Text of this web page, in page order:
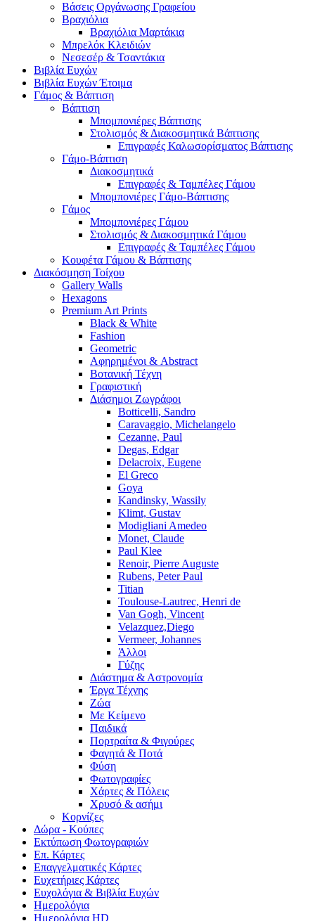
Βάσεις Οργάνωσης Γραφείου
Βραχιόλια
Βραχιόλια Μαρτάκια
Μπρελόκ Κλειδιών
Νεσεσέρ & Τσαντάκια
Βιβλία Ευχών
Βιβλία Ευχών Έτοιμα
Γάμος & Βάπτιση
Βάπτιση
Μπομπονιέρες Βάπτισης
Στολισμός & Διακοσμητικά Βάπτισης
Επιγραφές Καλωσορίσματος Βάπτισης
Γάμο-Βάπτιση
Διακοσμητικά
Επιγραφές & Ταμπέλες Γάμου
Μπομπονιέρες Γάμο-Βάπτισης
Γάμος
Μπομπονιέρες Γάμου
Στολισμός & Διακοσμητικά Γάμου
Επιγραφές & Ταμπέλες Γάμου
Κουφέτα Γάμου & Βάπτισης
Διακόσμηση Τοίχου
Gallery Walls
Hexagons
Premium Art Prints
Black & White
Fashion
Geometric
Αφηρημένοι & Abstract
Βοτανική Τέχνη
Γραφιστική
Διάσημοι Ζωγράφοι
Botticelli, Sandro
Caravaggio, Michelangelo
Cezanne, Paul
Degas, Edgar
Delacroix, Eugene
El Greco
Goya
Kandinsky, Wassily
Klimt, Gustav
Modigliani Amedeo
Monet, Claude
Paul Klee
Renoir, Pierre Auguste
Rubens, Peter Paul
Titian
Toulouse-Lautrec, Henri de
Van Gogh, Vincent
Velazquez,Diego
Vermeer, Johannes
Άλλοι
Γύζης
Διάστημα & Αστρονομία
Έργα Τέχνης
Ζώα
Με Κείμενο
Παιδικά
Πορτραίτα & Φιγούρες
Φαγητά & Ποτά
Φύση
Φωτογραφίες
Χάρτες & Πόλεις
Χρυσό & ασήμι
Κορνίζες
Δώρα - Κούπες
Εκτύπωση Φωτογραφιών
Επ. Κάρτες
Επαγγελματικές Κάρτες
Ευχετήριες Κάρτες
Ευχολόγια & Βιβλία Ευχών
Ημερολόγια
Ημερολόγια HD